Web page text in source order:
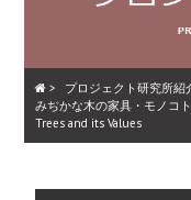
> プロジェクト研究所紹
みぢかな木の家具・モノコ
Trees and its Values